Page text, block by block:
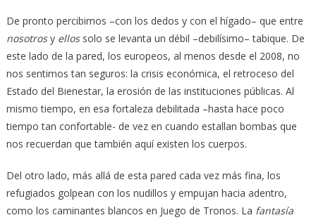
De pronto percibimos –con los dedos y con el hígado– que entre
nosotrosy ellossolo se levanta un débil –debilísimo– tabique. De
este lado de la pared, los europeos, al menos desde el 2008, no
nos sentimos tan seguros: la crisis económica, el retroceso del
Estado del Bienestar, la erosión de las instituciones públicas. Al
mismo tiempo, en esa fortaleza debilitada –hasta hace poco
tiempo tan confortable- de vez en cuando estallan bombas que
nos recuerdan que también aquí existen los cuerpos.
Del otro lado, más allá de esta pared cada vez más fina, los
refugiados golpean con los nudillos y empujan hacia adentro,
como los caminantes blancos en Juego de Tronos. La fantasía